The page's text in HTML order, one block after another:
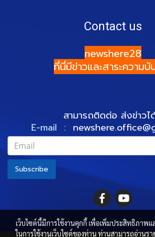
Contact us
newshere28
ที่นี่มีข่าวและสาระความบั
สามารถติดต่อ ส่งข่าวไ
E-mail :
Subscribe
เว็บไซต์นี้มีการใช้งานคุกกี้ เพื่อเพิ่มประสิทธิภาพ
ในการใช้งานเว็บไซต์ของท่าน ท่านสามารถอ่านรา